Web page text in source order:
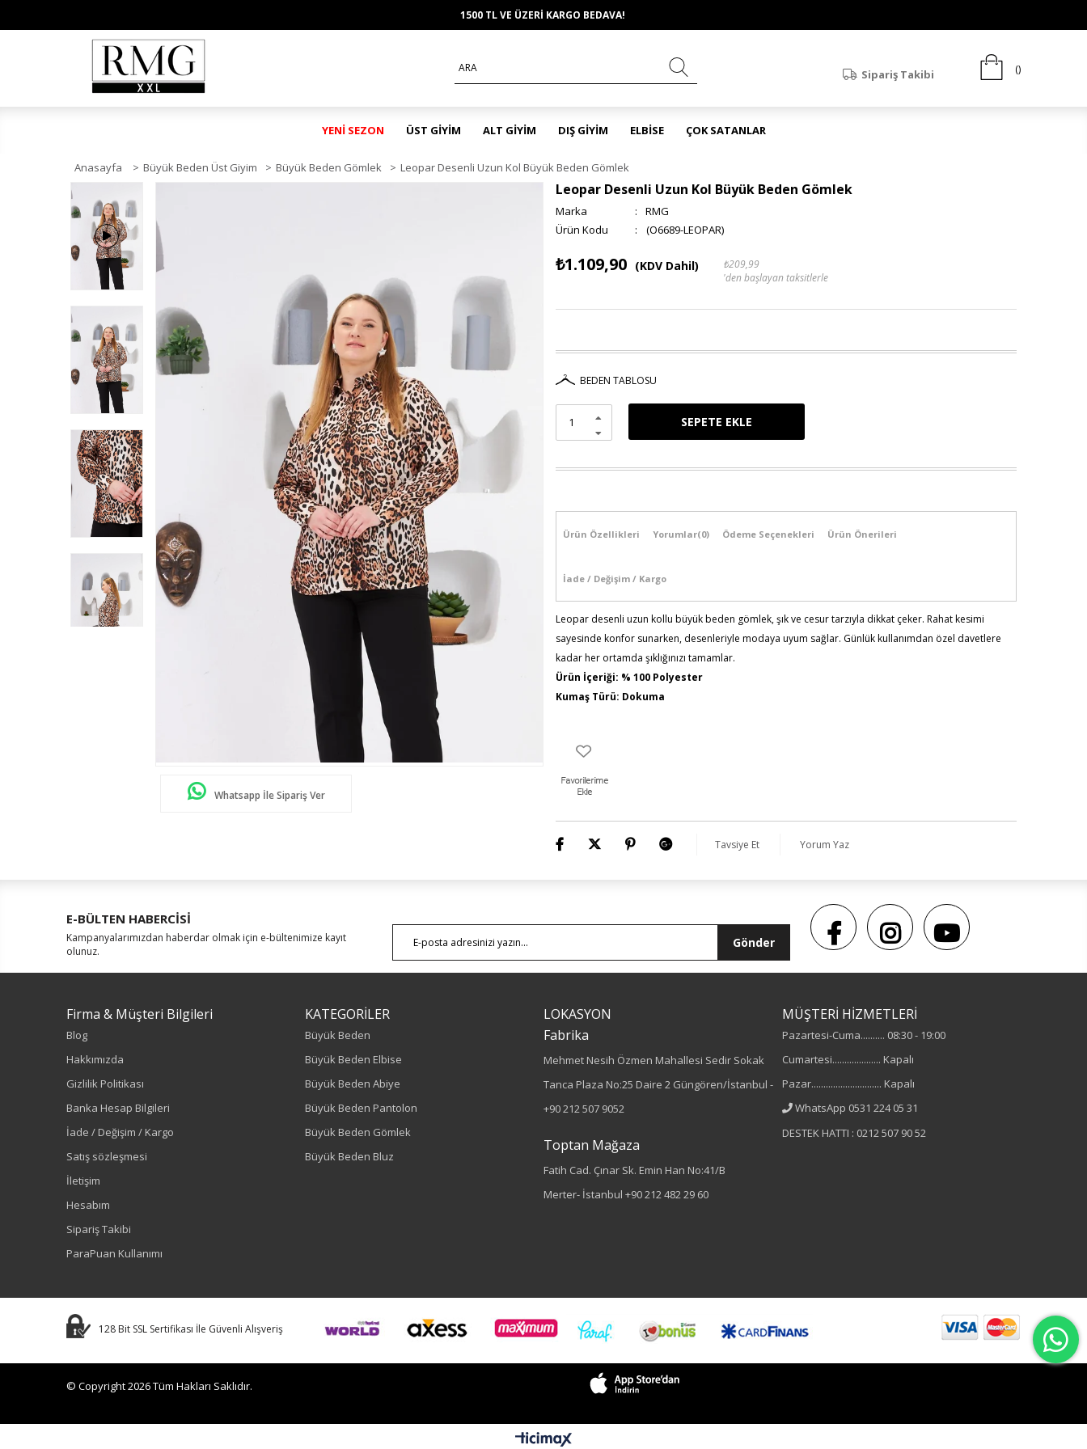
1500 TL VE ÜZERİ KARGO BEDAVA!
Sipariş Takibi
YENİ SEZON ÜST GİYİM ALT GİYİM DIŞ GİYİM ELBİSE ÇOK SATANLAR
Anasayfa > Büyük Beden Üst Giyim > Büyük Beden Gömlek > Leopar Desenli Uzun Kol Büyük Beden Gömlek
Whatsapp İle Sipariş Ver
Leopar Desenli Uzun Kol Büyük Beden Gömlek
Marka :
RMG
(O6689-LEOPAR)
₺1.109,90 (KDV Dahil)
₺209,99
'den başlayan taksitlerle
BEDEN TABLOSU
Ürün Özellikleri Yorumlar(0) Ödeme Seçenekleri Ürün Önerileri
İade / Değişim / Kargo
Leopar desenli uzun kollu büyük beden gömlek, şık ve cesur tarzıyla dikkat çeker. Rahat kesimi
sayesinde konfor sunarken, desenleriyle modaya uyum sağlar. Günlük kullanımdan özel davetlere
kadar her ortamda şıklığınızı tamamlar.
Ürün İçeriği: % 100 Polyester
Kumaş Türü: Dokuma
Ürün Boyu : 80 Cm
Leopar
Tavsiye Et Yorum Yaz
E-BÜLTEN HABERCİSİ
Kampanyalarımızdan haberdar olmak için e-bültenimize kayıt
olunuz.
Gönder
Firma & Müşteri Bilgileri
Blog
Hakkımızda
Gizlilik Politikası
Banka Hesap Bilgileri
İade / Değişim / Kargo
Satış sözleşmesi
İletişim
Hesabım
Sipariş Takibi
ParaPuan Kullanımı
KATEGORİLER
Büyük Beden
Büyük Beden Elbise
Büyük Beden Abiye
Büyük Beden Pantolon
Büyük Beden Gömlek
Büyük Beden Bluz
LOKASYON
Fabrika
Mehmet Nesih Özmen Mahallesi Sedir Sokak
Tanca Plaza No:25 Daire 2 Güngören/İstanbul -
+90 212 507 9052
Toptan Mağaza
Fatih Cad. Çınar Sk. Emin Han No:41/B
Merter- İstanbul +90 212 482 29 60
MÜŞTERİ HİZMETLERİ
Pazartesi-Cuma.......... 08:30 - 19:00
Cumartesi.................... Kapalı
Pazar............................. Kapalı
WhatsApp 0531 224 05 31
DESTEK HATTI : 0212 507 90 52
128 Bit SSL Sertifikası İle Güvenli Alışveriş
© Copyright 2026 Tüm Hakları Saklıdır.